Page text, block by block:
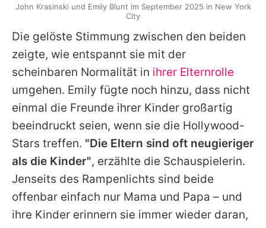
Die gelöste Stimmung zwischen den beiden
zeigte, wie entspannt sie mit der
scheinbaren Normalität in ihrer Elternrolle
umgehen. Emily fügte noch hinzu, dass nicht
einmal die Freunde ihrer Kinder großartig
beeindruckt seien, wenn sie die Hollywood-
Stars treffen. "Die Eltern sind oft neugieriger
als die Kinder", erzählte die Schauspielerin.
Jenseits des Rampenlichts sind beide
offenbar einfach nur Mama und Papa – und
ihre Kinder erinnern sie immer wieder daran,
John Krasinski und Emily Blunt im September 2025 in New York
City